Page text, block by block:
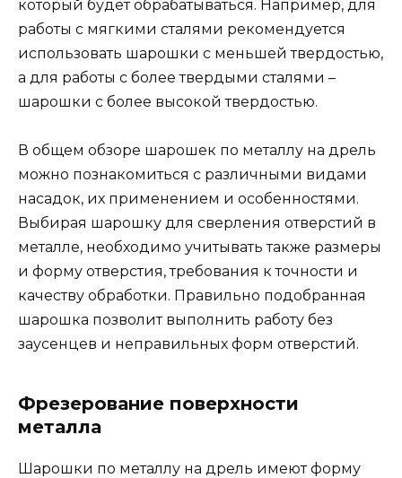
который будет обрабатываться. Например, для
работы с мягкими сталями рекомендуется
использовать шарошки с меньшей твердостью,
а для работы с более твердыми сталями –
шарошки с более высокой твердостью.
В общем обзоре шарошек по металлу на дрель
можно познакомиться с различными видами
насадок, их применением и особенностями.
Выбирая шарошку для сверления отверстий в
металле, необходимо учитывать также размеры
и форму отверстия, требования к точности и
качеству обработки. Правильно подобранная
шарошка позволит выполнить работу без
заусенцев и неправильных форм отверстий.
Фрезерование поверхности
металла
Шарошки по металлу на дрель имеют форму